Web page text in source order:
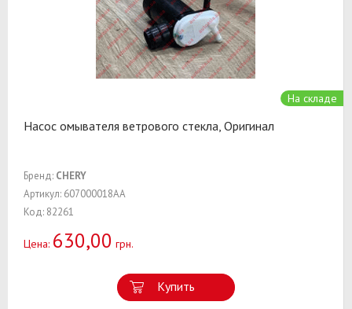
На складе
Насос омывателя ветрового стекла, Оригинал
Бренд: CHERY
Артикул: 607000018AA
Код: 82261
Цена: 630,00 грн.
Купить